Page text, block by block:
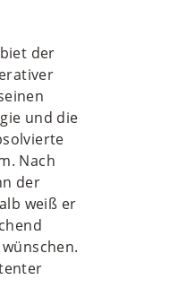
der
und die
Nach
der
weiß er